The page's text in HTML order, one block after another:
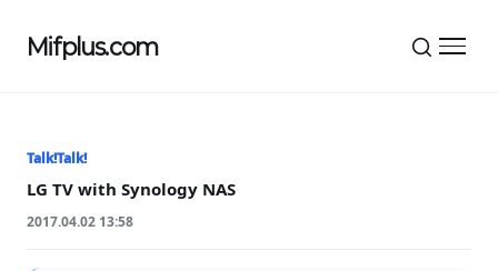
Mifplus.com
Talk!Talk!
LG TV with Synology NAS
2017.04.02 13:58